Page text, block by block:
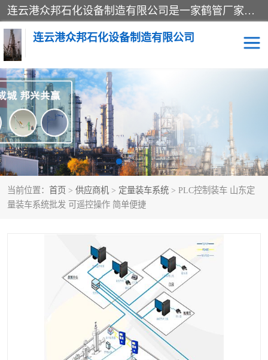
连云港众邦石化设备制造有限公司是一家鹤管厂家主营：鹤管、装车鹤管等，是致力于石油、石化等流体装卸设备(主要产品如鹤管、输油臂、脱缆钩等)的咨询、设计、制造、检测、安装指导、系统调试、维修维护等业务的公司。
连云港众邦石化设备制造有限公司
当前位置： 首页 > 供应商机 > 定量装车系统 > PLC控制装车 山东定
量装车系统批发 可遥控操作 简单便捷
鹤管 顶部装卸鹤管
底部装卸鹤管 LNG低温鹤管
液氨鹤管 液化气鹤管
鹤管配件 活动梯栈台
装车鹤管